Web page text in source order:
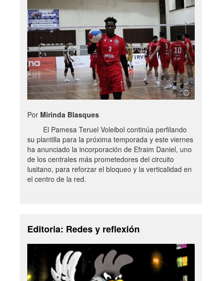
Por Mirinda Blasques
El Pamesa Teruel Voleibol continúa perfilando
su plantilla para la próxima temporada y este viernes
ha anunciado la incorporación de Efraim Daniel, uno
de los centrales más prometedores del circuito
lusitano, para reforzar el bloqueo y la verticalidad en
el centro de la red.
Editoria: Redes y reflexión